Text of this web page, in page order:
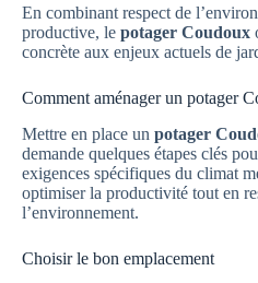
En combinant respect de
productive, le potager Coudoux
concrète aux enjeux actuels de
Comment aménager un potager
Mettre en place un potager
demande quelques étapes clés
exigences spécifiques du climat
optimiser la productivité tout en
l’environnement.
Choisir le bon emplacement